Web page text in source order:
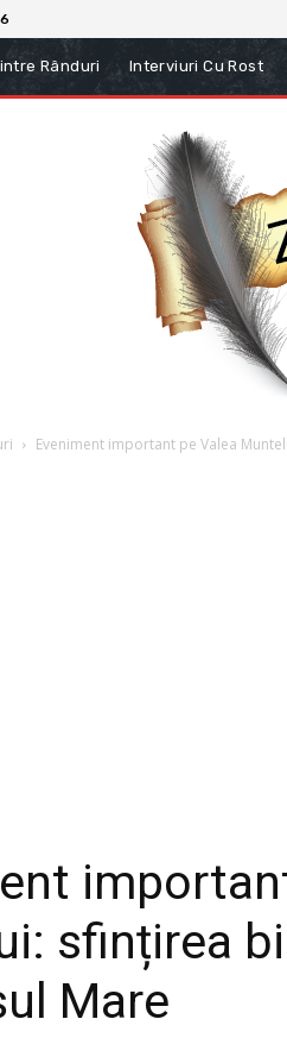
Rânduri Interviuri Cu Rost
Eveniment important pe Valea
sfințirea
Mare